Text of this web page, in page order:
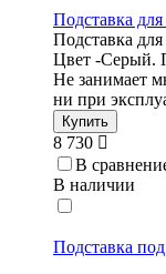
Подставка
Подставка
Цвет -Серый.
Не занимает
ни при
Купить
8 730
В
В наличии
Подставка